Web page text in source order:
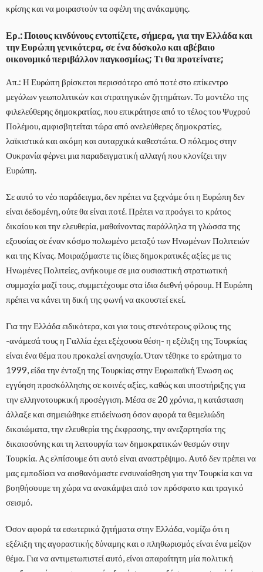
κρίσης και να μοιραστούν τα οφέλη της ανάκαμψης.
Ερ.: Ποιους κινδύνους εντοπίζετε, σήμερα, για την Ελλάδα και
την Ευρώπη γενικότερα, σε ένα δύσκολο και αβέβαιο
οικονομικό περιβάλλον παγκοσμίως; Τι θα προτείνατε;
Απ.: Η Ευρώπη βρίσκεται περισσότερο από ποτέ στο επίκεντρο
μεγάλων γεωπολιτικών και στρατηγικών ζητημάτων. Το μοντέλο της
φιλελεύθερης δημοκρατίας, που επικράτησε από το τέλος του Ψυχρού
Πολέμου, αμφισβητείται τώρα από ανελεύθερες δημοκρατίες,
λαϊκιστικά και ακόμη και αυταρχικά καθεστώτα. Ο πόλεμος στην
Ουκρανία φέρνει μια παραδειγματική αλλαγή που κλονίζει την
Ευρώπη.
Σε αυτό το νέο παράδειγμα, δεν πρέπει να ξεχνάμε ότι η Ευρώπη δεν
είναι δεδομένη, ούτε θα είναι ποτέ. Πρέπει να προάγει το κράτος
δικαίου και την ελευθερία, μαθαίνοντας παράλληλα τη γλώσσα της
εξουσίας σε έναν κόσμο πολωμένο μεταξύ των Ηνωμένων Πολιτειών
και της Κίνας. Μοιραζόμαστε τις ίδιες δημοκρατικές αξίες με τις
Ηνωμένες Πολιτείες, ανήκουμε σε μια ουσιαστική στρατιωτική
συμμαχία μαζί τους, συμμετέχουμε στα ίδια διεθνή φόρουμ. Η Ευρώπη
πρέπει να κάνει τη δική της φωνή να ακουστεί εκεί.
Για την Ελλάδα ειδικότερα, και για τους στενότερους φίλους της
-ανάμεσά τους η Γαλλία έχει εξέχουσα θέση- η εξέλιξη της Τουρκίας
είναι ένα θέμα που προκαλεί ανησυχία. Όταν τέθηκε το ερώτημα το
1999, είδα την ένταξη της Τουρκίας στην Ευρωπαϊκή Ένωση ως
εγγύηση προσκόλλησης σε κοινές αξίες, καθώς και υποστήριξης για
την ελληνοτουρκική προσέγγιση. Μέσα σε 20 χρόνια, η κατάσταση
άλλαξε και σημειώθηκε επιδείνωση όσον αφορά τα θεμελιώδη
δικαιώματα, την ελευθερία της έκφρασης, την ανεξαρτησία της
δικαιοσύνης και τη λειτουργία των δημοκρατικών θεσμών στην
Τουρκία. Ας ελπίσουμε ότι αυτό είναι αναστρέψιμο. Αυτό δεν πρέπει να
μας εμποδίσει να αισθανόμαστε ενσυναίσθηση για την Τουρκία και να
βοηθήσουμε τη χώρα να ανακάμψει από τον πρόσφατο και τραγικό
σεισμό.
Όσον αφορά τα εσωτερικά ζητήματα στην Ελλάδα, νομίζω ότι η
εξέλιξη της αγοραστικής δύναμης και ο πληθωρισμός είναι ένα μείζον
θέμα. Για να αντιμετωπιστεί αυτό, είναι απαραίτητη μία πολιτική